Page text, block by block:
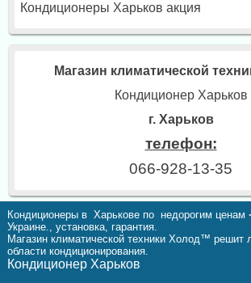
Кондиционеры Харьков акция
Магазин климатической
Кондиционер Харьков
г. Харьков
телефон:
066-928-13-35
Кондиционеры в Харькове по недорогим ценам
Украине., установка, гарантия.
Магазин климатической техники Холод™ решит
области кондиционирования.
Кондиционер Харьков